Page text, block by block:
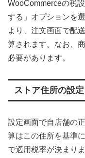
WooCommerceの税
する」オプションを
より、注文画面で配
算されます。なお、
必要があります。
ストア住所の設
設定画面で自店舗の
算はこの住所を基準
で適用税率が決まり